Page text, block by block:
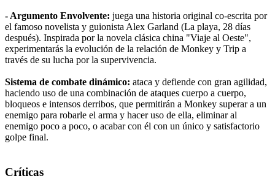
- Argumento Envolvente: juega una historia original co-escrita por
el famoso novelista y guionista Alex Garland (La playa, 28 días
después). Inspirada por la novela clásica china "Viaje al Oeste",
experimentarás la evolución de la relación de Monkey y Trip a
través de su lucha por la supervivencia.
Sistema de combate dinámico: ataca y defiende con gran agilidad,
haciendo uso de una combinación de ataques cuerpo a cuerpo,
bloqueos e intensos derribos, que permitirán a Monkey superar a un
enemigo para robarle el arma y hacer uso de ella, eliminar al
enemigo poco a poco, o acabar con él con un único y satisfactorio
golpe final.
Críticas